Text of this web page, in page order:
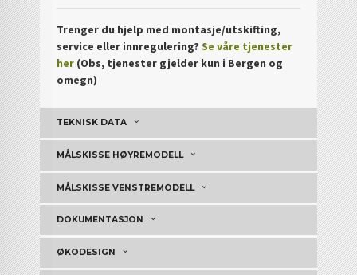
Trenger du hjelp med montasje/utskifting,
service eller innregulering?Se våre tjenester
her (Obs, tjenester gjelder kun i Bergen og
omegn)
TEKNISK DATA
MÅLSKISSE HØYREMODELL
MÅLSKISSE VENSTREMODELL
DOKUMENTASJON
ØKODESIGN